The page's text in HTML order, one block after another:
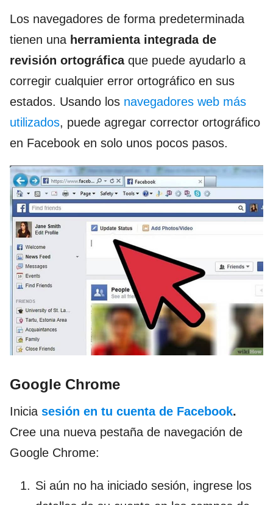
Los navegadores de forma predeterminada
tienen una herramienta integrada de
revisión ortográficaque puede ayudarlo a
corregir cualquier error ortográfico en sus
estados. Usando los navegadores web más
utilizados, puede agregar corrector ortográfico
en Facebook en solo unos pocos pasos.
Google Chrome
Inicia sesión en tu cuenta de Facebook.
Cree una nueva pestaña de navegación de
Google Chrome:
Si aún no ha iniciado sesión, ingrese los